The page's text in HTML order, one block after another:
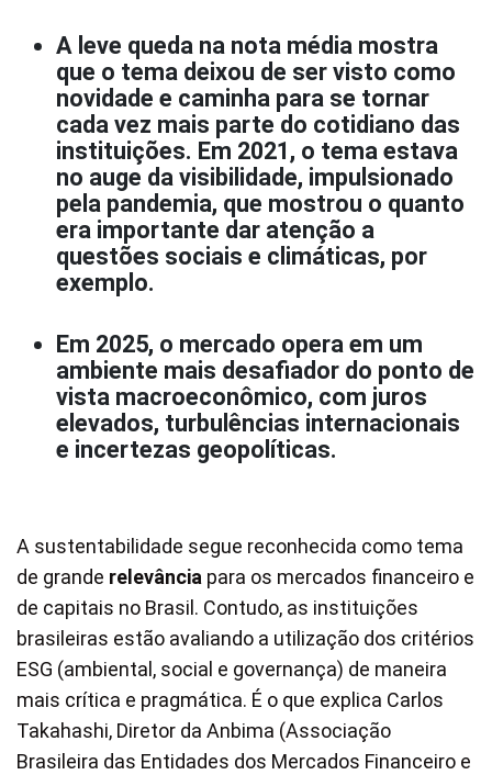
A leve queda na nota média mostra
que o tema deixou de ser visto como
novidade e caminha para se tornar
cada vez mais parte do cotidiano das
instituições. Em 2021, o tema estava
no auge da visibilidade, impulsionado
pela pandemia, que mostrou o quanto
era importante dar atenção a
questões sociais e climáticas, por
exemplo.
Em 2025, o mercado opera em um
ambiente mais desafiador do ponto de
vista macroeconômico, com juros
elevados, turbulências internacionais
e incertezas geopolíticas.
A sustentabilidade segue reconhecida como tema
de grande relevância para os mercados financeiro e
de capitais no Brasil. Contudo, as instituições
brasileiras estão avaliando a utilização dos critérios
ESG (ambiental, social e governança) de maneira
mais crítica e pragmática. É o que explica Carlos
Takahashi, Diretor da Anbima (Associação
Brasileira das Entidades dos Mercados Financeiro e